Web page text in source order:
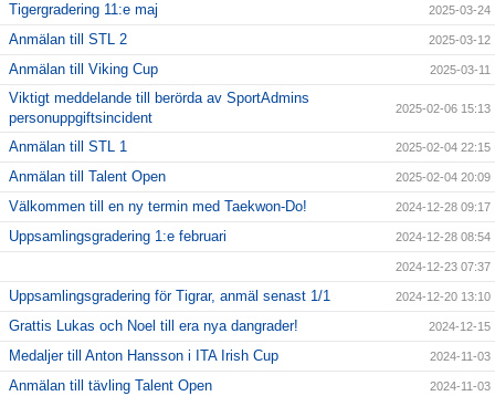
Tigergradering 11:e maj 2025-03-24
Anmälan till STL 2 2025-03-12
Anmälan till Viking Cup 2025-03-11
Viktigt meddelande till berörda av SportAdmins
personuppgiftsincident
2025-02-06 15:13
Anmälan till STL 1 2025-02-04 22:15
Anmälan till Talent Open 2025-02-04 20:09
Välkommen till en ny termin med Taekwon-Do! 2024-12-28 09:17
Uppsamlingsgradering 1:e februari 2024-12-28 08:54
2024-12-23 07:37
Uppsamlingsgradering för Tigrar, anmäl senast 1/1 2024-12-20 13:10
Grattis Lukas och Noel till era nya dangrader! 2024-12-15
Medaljer till Anton Hansson i ITA Irish Cup 2024-11-03
Anmälan till tävling Talent Open 2024-11-03